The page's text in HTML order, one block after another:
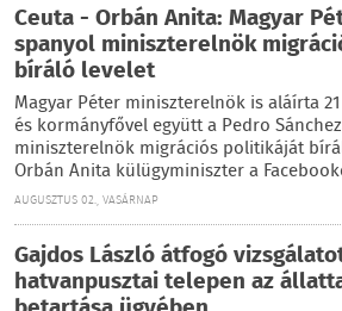
Ceuta - Orbán Anita: Magyar
spanyol miniszterelnök
bíráló levelet
Magyar Péter miniszterelnök is aláírta
és kormányfővel együtt a Pedro
miniszterelnök migrációs politikáját
Orbán Anita külügyminiszter a
AUGUSZTUS 02., VASÁRNAP
Gajdos László átfogó
hatvanpusztai telepen az